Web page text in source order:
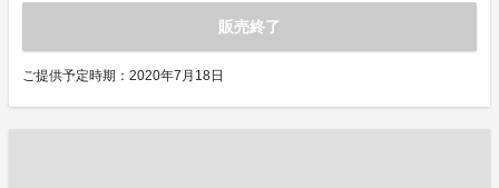
販売終了
ご提供予定時期：2020年7月18日